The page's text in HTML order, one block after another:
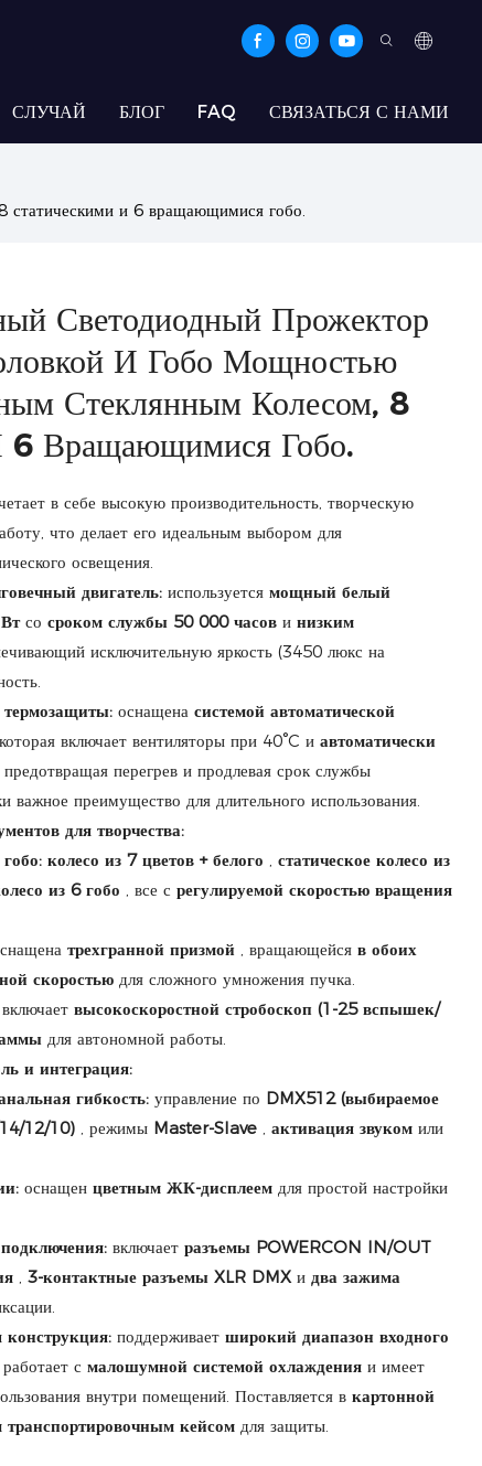
СЛУЧАЙ БЛОГ FAQ СВЯЗАТЬСЯ С НАМИ
статическими и 6 вращающимися гобо.
Светодиодный Прожектор
И Гобо Мощностью
Стеклянным Колесом, 8
6 Вращающимися Гобо.
в себе высокую производительность, творческую
что делает его идеальным выбором для
освещения.
двигатель: используется мощный белый
со сроком службы 50 000 часов и низким
исключительную яркость (3450 люкс на
термозащиты: оснащена системой автоматической
включает вентиляторы при 40°C и автоматически
предотвращая перегрев и продлевая срок службы
важное преимущество для длительного использования.
для творчества:
колесо из 7 цветов + белого , статическое колесо из
из 6 гобо , все с регулируемой скоростью вращения
трехгранной призмой , вращающейся в обоих
скоростью для сложного умножения пучка.
включает высокоскоростной стробоскоп (1-25 вспышек/
для автономной работы.
и интеграция:
гибкость: управление по DMX512 (выбираемое
12/10) , режимы Master-Slave , активация звуком или
оснащен цветным ЖК-дисплеем для простой настройки
включает разъемы POWERCON IN/OUT
, 3-контактные разъемы XLR DMXи два зажима
поддерживает широкий диапазон входного
работает с малошумной системой охлаждения и имеет
внутри помещений. Поставляется в картонной
кейсом для защиты.